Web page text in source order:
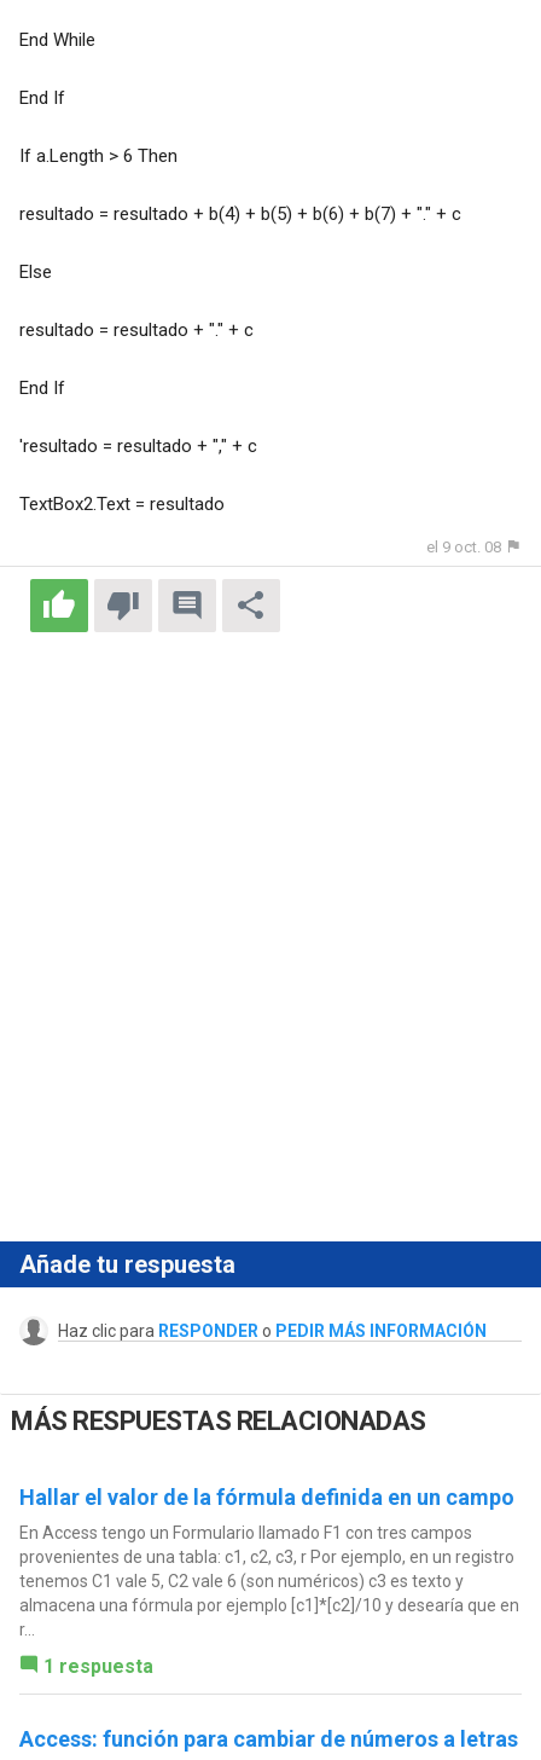
End While
End If
If a.Length > 6 Then
resultado = resultado + b(4) + b(5) + b(6) + b(7) + "." + c
Else
resultado = resultado + "." + c
End If
'resultado = resultado + "," + c
TextBox2.Text = resultado
el 9 oct. 08
Añade tu respuesta
Haz clic para RESPONDER o PEDIR MÁS INFORMACIÓN
MÁS RESPUESTAS RELACIONADAS
Hallar el valor de la fórmula definida en un campo
En Access tengo un Formulario llamado F1 con tres campos
provenientes de una tabla: c1, c2, c3, r Por ejemplo, en un registro
tenemos C1 vale 5, C2 vale 6 (son numéricos) c3 es texto y
almacena una fórmula por ejemplo [c1]*[c2]/10 y desearía que en
r...
1 respuesta
Access: función para cambiar de números a letras